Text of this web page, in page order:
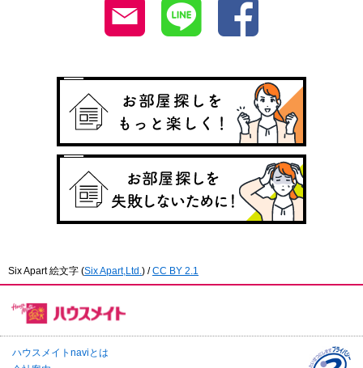
Six Apart 絵文字 (Six Apart,Ltd. ) /CC BY 2.1
ハウスメイトnaviとは